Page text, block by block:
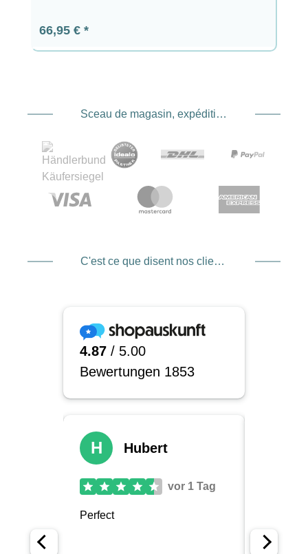
Prix régulier :
66,95 €
Sceau de magasin, expédition et expédition. Prestataire de services de paiement
C'est ce que disent nos clients